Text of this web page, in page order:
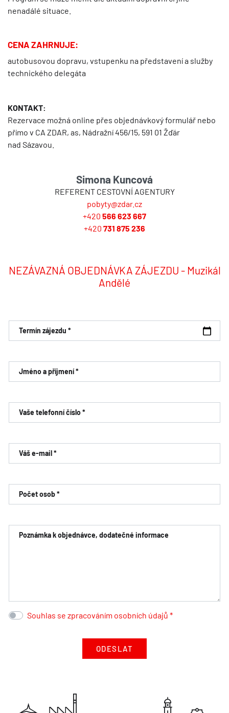
nenadálé situace.
CENA ZAHRNUJE:
autobusovou dopravu, vstupenku na představení a služby
technického delegáta
KONTAKT:
Rezervace možná online přes objednávkový formulář nebo
přímo v CA ZDAR, as, Nádražní 456/15, 591 01 Žďár
nad Sázavou.
Simona Kuncová
REFERENT CESTOVNÍ AGENTURY
pobyty@zdar.cz
+420 566 623 667
+420 731 875 236
NEZÁVAZNÁ OBJEDNÁVKA ZÁJEZDU - Muzikál
Andělé
Termín zájezdu *
Jméno a příjmení *
Vaše telefonní číslo *
Váš e-mail *
Počet osob *
Poznámka k objednávce, dodatečné informace
Souhlas se zpracováním osobních údajů *